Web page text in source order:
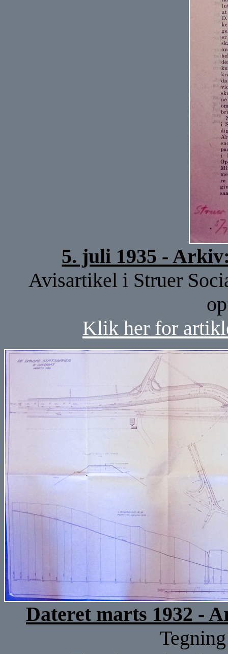
5. juli 1935 -
Avisartikel i Struer
Klik her for
Dateret marts 1932 -